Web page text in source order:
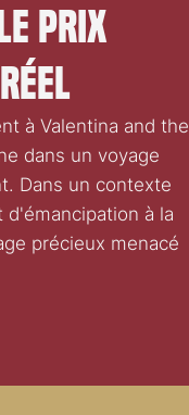
le Prix
à Valentina and the
dans un voyage
Dans un contexte
à la
précieux menacé